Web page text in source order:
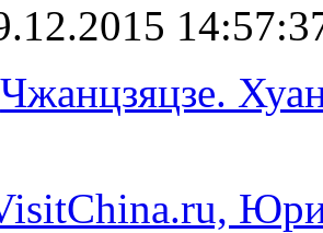
Чжанцзяцзе.